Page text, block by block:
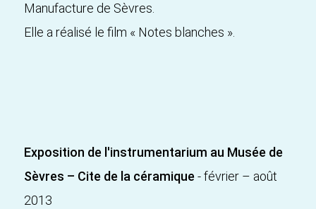
Manufacture de Sèvres.
Elle a réalisé le film « Notes blanches ».
Exposition de l'instrumentarium au Musée de
Sèvres – Cite de la céramique- février – août
2013